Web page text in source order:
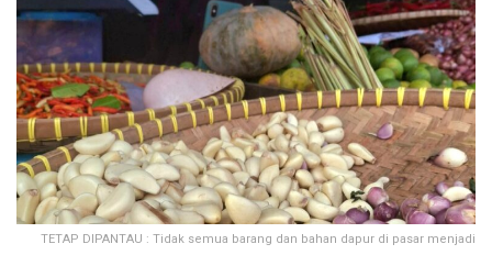
TETAP DIPANTAU : Tidak semua barang dan bahan dapur di pasar menjadi